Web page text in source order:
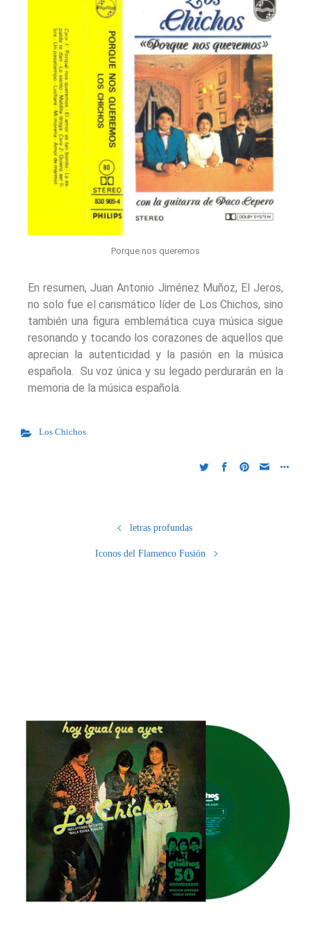
Porque nos queremos
En resumen, Juan Antonio Jiménez Muñoz, El Jeros,
no solo fue el carismático líder de Los Chichos, sino
también una figura emblemática cuya música sigue
resonando y tocando los corazones de aquellos que
aprecian la autenticidad y la pasión en la música
española. Su voz única y su legado perdurarán en la
memoria de la música española.
Los Chichos
letras profundas
Iconos del Flamenco Fusión